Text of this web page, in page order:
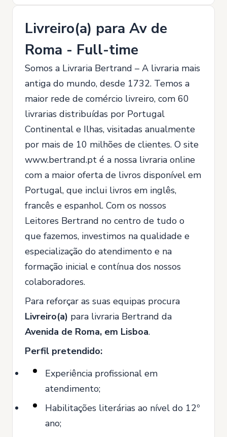
Livreiro(a) para Av de
Roma - Full-time
Somos a Livraria Bertrand – A livraria mais
antiga do mundo, desde 1732. Temos a
maior rede de comércio livreiro, com 60
livrarias distribuídas por Portugal
Continental e Ilhas, visitadas anualmente
por mais de 10 milhões de clientes. O site
www.bertrand.pt é a nossa livraria online
com a maior oferta de livros disponível em
Portugal, que inclui livros em inglês,
francês e espanhol. Com os nossos
Leitores Bertrand no centro de tudo o
que fazemos, investimos na qualidade e
especialização do atendimento e na
formação inicial e contínua dos nossos
colaboradores.
Para reforçar as suas equipas procura
Livreiro(a) para livraria Bertrand da
Avenida de Roma, em Lisboa.
Perfil pretendido:
Experiência profissional em
atendimento;
Habilitações literárias ao nível do 12º
ano;